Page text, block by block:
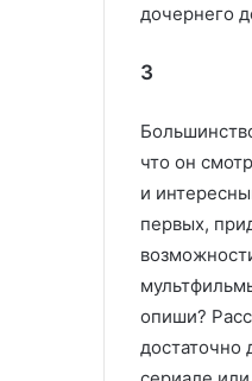
дочернего
3
что он
и
первых,
опиши?
достаточно